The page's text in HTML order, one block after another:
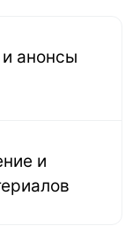
анонсы
и